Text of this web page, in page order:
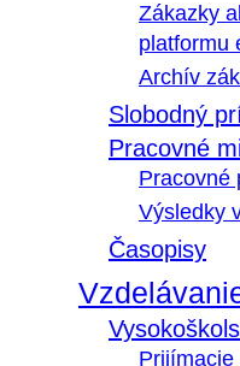
Zákazky
platformu
Archív
Slobodný
Pracovné
Pracovné
Výsledky
Časopisy
Prijímacie